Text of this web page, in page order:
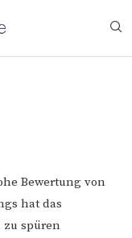
Bewertung von
hat das
spüren